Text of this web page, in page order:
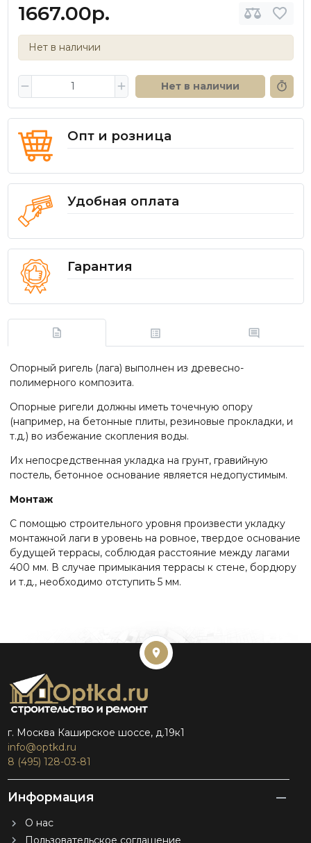
1667.00р.
Нет в наличии
Нет в наличии
Опт и розница
Удобная оплата
Гарантия
Опорный ригель (лага) выполнен из древесно-
полимерного композита.
Опорные ригели должны иметь точечную опору
(например, на бетонные плиты, резиновые прокладки, и
т.д.) во избежание скопления воды.
Их непосредственная укладка на грунт, гравийную
постель, бетонное основание является недопустимым.
Монтаж
С помощью строительного уровня произвести укладку
монтажной лаги в уровень на ровное, твердое основание
будущей террасы, соблюдая расстояние между лагами
400 мм. В случае примыкания террасы к стене, бордюру
и т.д., необходимо отступить 5 мм.
г. Москва Каширское шоссе, д.19к1
info@optkd.ru
8 (495) 128-03-81
Информация
О нас
Пользовательское соглашение